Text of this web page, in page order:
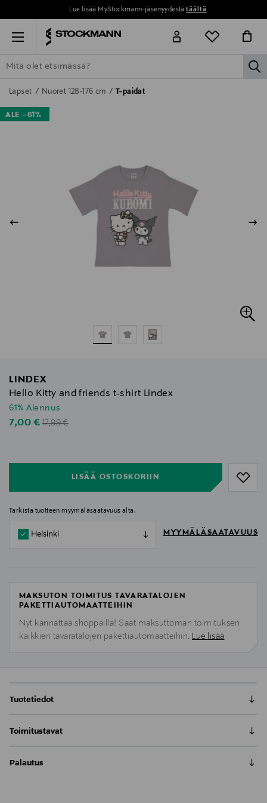
Lue lisää MyStockmann-jäsenyydestätäältä
Menu
ETSI KAIKKI NAISET MIEHET
Lapset Nuoret 128-176 cm T-paidat
ALE –61%
LINDEX
Hello Kitty and friends t-shirt Lindex
61% Alennus
Discounted Price
7,00 € Original Price
17,99 €
LISÄÄ OSTOSKORIIN
Tarkista tuotteen myymäläsaatavuus alta.
Helsinki MYYMÄLÄSAATAVUUS
MAKSUTON TOIMITUS TAVARATALOJEN
PAKETTIAUTOMAATTEIHIN
Nyt kannattaa shoppailla! Saat maksuttoman toimituksen
kaikkien tavaratalojen pakettiautomaatteihin. Lue lisää
Tuotetiedot
Toimitustavat
0,00 €
Palautus